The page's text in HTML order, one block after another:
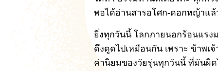
พอได้อ่านสารอโศก-ดอกหญ้าแ
ยิ่งทุกวันนี้ โลกภายนอกร้อนแรง
ดึงดูดไปเหมือนกัน เพราะ ข้าพเ
ค่านิยมของวัยรุ่นทุกวันนี้ ที่มันผิ